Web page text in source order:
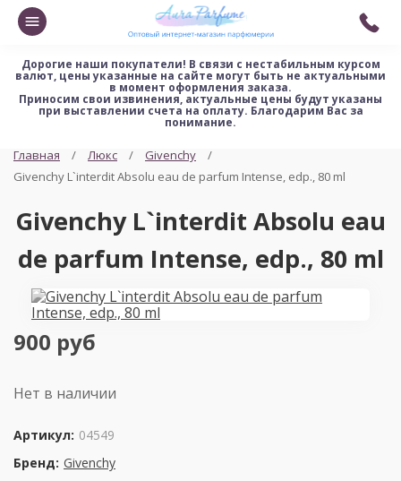
Дорогие наши покупатели! В связи с нестабильным курсом
валют, цены указанные на сайте могут быть не актуальными
в момент оформления заказа.
Приносим свои извинения, актуальные цены будут указаны
при выставлении счета на оплату. Благодарим Вас за
понимание.
Главная Люкс
Givenchy
Givenchy L`interdit Absolu eau de parfum Intense, edp., 80 ml
Givenchy L`interdit Absolu eau
de parfum Intense, edp., 80 ml
900 руб
Нет в наличии
Артикул: 04549
Бренд: Givenchy